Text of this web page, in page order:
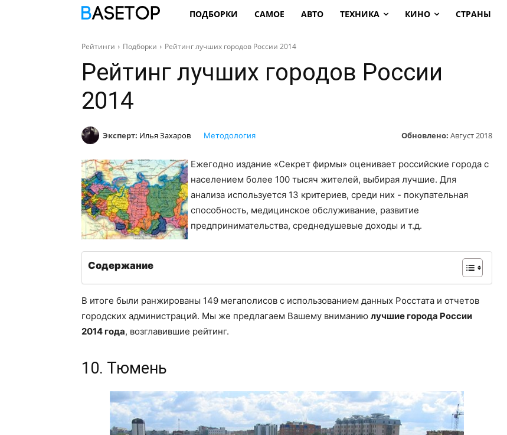
ПОДБОРКИ САМОЕ АВТО ТЕХНИКА КИНО СТРАНЫ
Рейтинги Подборки Рейтинг лучших городов России 2014
Рейтинг лучших городов России
2014
Эксперт: Илья Захаров Обновлено: Август 2018
Методология
Ежегодно издание «Секрет фирмы» оценивает российские города с
населением более 100 тысяч жителей, выбирая лучшие. Для
анализа используется 13 критериев, среди них - покупательная
способность, медицинское обслуживание, развитие
предпринимательства, среднедушевые доходы и т.д.
Содержание
В итоге были ранжированы 149 мегаполисов с использованием данных Росстата и отчетов
городских администраций. Мы же предлагаем Вашему вниманию лучшие города России
2014 года, возглавившие рейтинг.
10. Тюмень